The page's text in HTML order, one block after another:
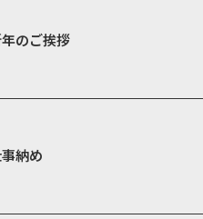
のご挨拶
納め